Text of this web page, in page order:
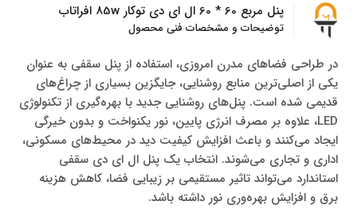
پنل مربع 60 * 60 ال ای دی توکار 85w افراتاب
توضیحات و مشخصات فنی محصول
در طراحی فضاهای مدرن امروزی، استفاده از پنل سقفی به عنوان
یکی از اصلی‌ترین منابع روشنایی، جایگزین بسیاری از چراغ‌های
قدیمی شده است. پنل‌های روشنایی جدید با بهره‌گیری از تکنولوژی
LED، علاوه بر مصرف انرژی پایین، نور یکنواخت و بدون خیرگی
ایجاد می‌کنند و باعث افزایش کیفیت دید در محیط‌های مسکونی،
اداری و تجاری می‌شوند. انتخاب یک پنل ال ای دی سقفی
استاندارد می‌تواند تاثیر مستقیمی بر زیبایی فضا، کاهش هزینه
برق و افزایش بهره‌وری نور داشته باشد.